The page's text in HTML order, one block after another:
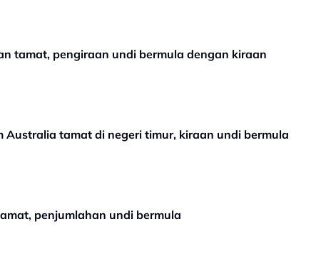
tamat, pengiraan undi bermula dengan kiraan
Australia tamat di negeri timur, kiraan undi bermula
penjumlahan undi bermula